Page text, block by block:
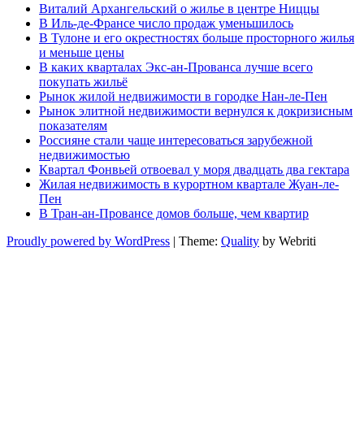
Виталий Архангельский о жилье в центре Ниццы
В Иль-де-Франсе число продаж уменьшилось
В Тулоне и его окрестностях больше просторного жилья
и меньше цены
В каких кварталах Экс-ан-Прованса лучше всего
покупать жильё
Рынок жилой недвижимости в городке Нан-ле-Пен
Рынок элитной недвижимости вернулся к докризисным
показателям
Россияне стали чаще интересоваться зарубежной
недвижимостью
Квартал Фонвьей отвоевал у моря двадцать два гектара
Жилая недвижимость в курортном квартале Жуан-ле-
Пен
В Тран-ан-Провансе домов больше, чем квартир
Proudly powered by WordPress | Theme: Quality by Webriti